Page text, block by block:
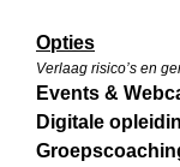
Opties
Verlaag risico’s en
Events &
Digitale